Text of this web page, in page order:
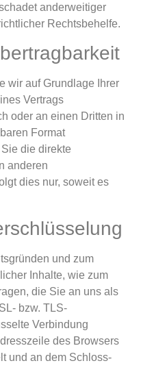
anderweitiger
Rechtsbehelfe.
wir auf Grundlage Ihrer
Vertrags
oder an einen Dritten in
Format
die direkte
anderen
dies nur, soweit es
und zum
Inhalte, wie zum
die Sie an uns als
bzw. TLS-
Verbindung
des Browsers
und an dem Schloss-